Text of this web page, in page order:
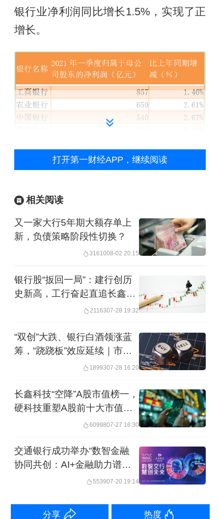
银行业净利润同比增长1.5%，实现了正
增长。
具体来看，今年一季度，净利润同比增
速在5%以上的，仅邮储银行一家。邮储
入773.30亿元，同比增长7.15%；实现
归母净利润212亿元，同比增长5.51%。
亿元，增长5.77%；净利息收益率
2.40%，净利差2.34%，分别较上年四季
不断优化资产负债结构，持续提升存贷
比，稳定零售信贷占比，提高金融投资
收益水平，以及加大对长期限高成本存
款的管控，利息净收入实现稳步增
长。”邮储银行在年报中称。
打开第一财经APP，继续阅读
相关阅读
又一家大行5年期大额存单上
新，负债策略阶段性切换？
3161008-02 20:15
银行股“扳回一局”：建行创历
史新高，工行奋起直追长鑫科
2116307-28 19:32
“双创”大跌、银行白酒领涨蓝
筹，“跷跷板”效应延续｜市场
1899307-28 16:20
长鑫科技“空降”A股市值榜一，
硬科技重塑A股前十大市值版
6099807-27 16:30
交通银行成功举办“数智金融
协同共创：AI+金融助力谱写
高质量发展新篇章”论坛
553907-20 19:14
分享 热度